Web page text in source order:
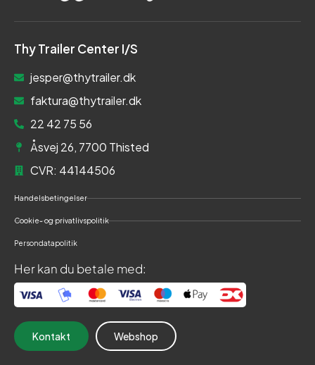
Thy Trailer Center I/S
jesper@thytrailer.dk
faktura@thytrailer.dk
22 42 75 56
Åsvej 26, 7700 Thisted
CVR: 44144506
Handelsbetingelser
Cookie- og privatlivspolitik
Persondatapolitik
Her kan du betale med:
Kontakt Webshop